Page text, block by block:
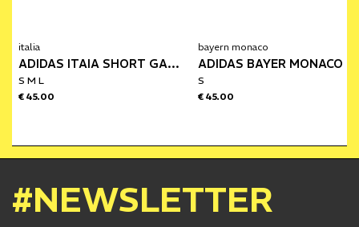
italia
ADIDAS ITAIA SHORT GARA AWAY 26
S M L
€ 45.00
bayern monaco
S
€ 45.00
#NEWSLETTER